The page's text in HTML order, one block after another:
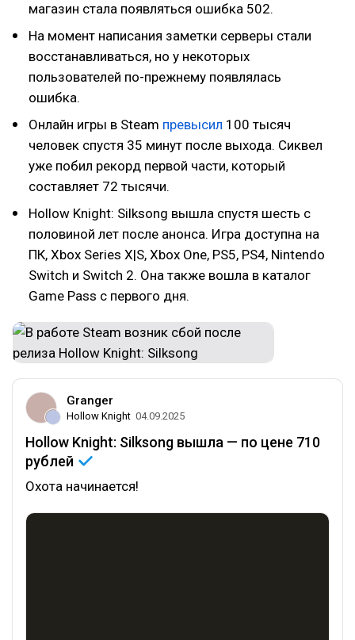
магазин стала появляться ошибка 502.
На момент написания заметки серверы стали
восстанавливаться, но у некоторых
пользователей по-прежнему появлялась
ошибка.
Онлайн игры в Steam превысил 100 тысяч
человек спустя 35 минут после выхода. Сиквел
уже побил рекорд первой части, который
составляет 72 тысячи.
Hollow Knight: Silksong вышла спустя шесть с
половиной лет после анонса. Игра доступна на
ПК, Xbox Series X|S, Xbox One, PS5, PS4, Nintendo
Switch и Switch 2. Она также вошла в каталог
Game Pass с первого дня.
Granger
Hollow Knight 04.09.2025
Hollow Knight: Silksong вышла — по цене 710
рублей
Охота начинается!